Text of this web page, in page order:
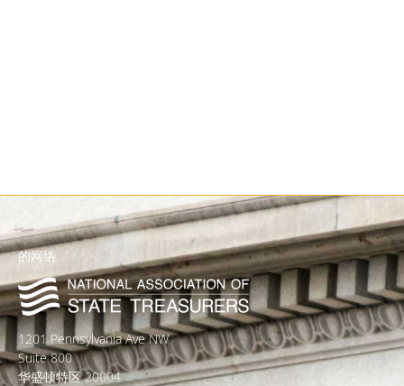
的网络
1201 Pennsylvania Ave NW
Suite 800
华盛顿特区 20004